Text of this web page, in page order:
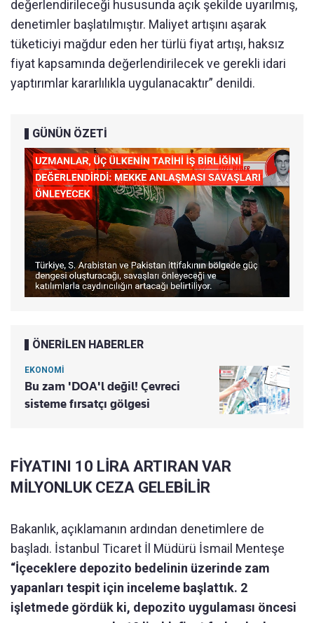
değerlendirileceği hususunda açık şekilde uyarılmış,
denetimler başlatılmıştır. Maliyet artışını aşarak
tüketiciyi mağdur eden her türlü fiyat artışı, haksız
fiyat kapsamında değerlendirilecek ve gerekli idari
yaptırımlar kararlılıkla uygulanacaktır” denildi.
GÜNÜN ÖZETİ
ÖNERİLEN HABERLER
EKONOMİ
Bu zam 'DOA'l değil! Çevreci
sisteme fırsatçı gölgesi
FİYATINI 10 LİRA ARTIRAN VAR
MİLYONLUK CEZA GELEBİLİR
Bakanlık, açıklamanın ardından denetimlere de
başladı. İstanbul Ticaret İl Müdürü İsmail Menteşe
“İçeceklere depozito bedelinin üzerinde zam
yapanları tespit için inceleme başlattık. 2
işletmede gördük ki, depozito uygulaması öncesi